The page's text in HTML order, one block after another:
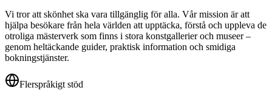
Vi tror att skönhet ska vara tillgänglig för alla. Vår mission är att
hjälpa besökare från hela världen att upptäcka, förstå och uppleva de
otroliga mästerverk som finns i stora konstgallerier och museer –
genom heltäckande guider, praktisk information och smidiga
bokningstjänster.
Flerspråkigt stöd